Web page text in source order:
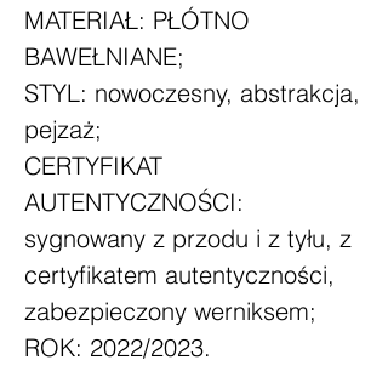
MATERIAŁ: PŁÓTNO
BAWEŁNIANE;
STYL: nowoczesny, abstrakcja,
pejzaż;
CERTYFIKAT
AUTENTYCZNOŚCI:
sygnowany z przodu i z tyłu, z
certyfikatem autentyczności,
zabezpieczony werniksem;
ROK: 2022/2023.